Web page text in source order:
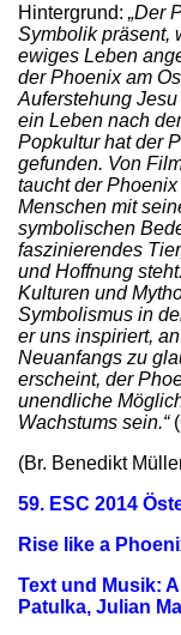
Hintergrund: „Der
Symbolik präsent,
ewiges Leben
der Phoenix am
Auferstehung
ein Leben nach
Popkultur hat der
gefunden. Von
taucht der
Menschen mit
symbolischen
faszinierendes
und Hoffnung
Kulturen und
Symbolismus in
er uns inspiriert,
Neuanfangs zu
erscheint, der
unendliche
Wachstums sein.“
(Br. Benedikt
59. ESC 2014
Rise like a
Text und Musik:
Patulka, Julian